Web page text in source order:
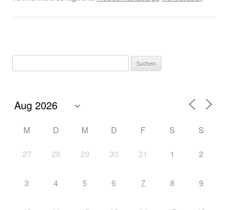
M D M D F S S
27 28 29 30 31 1 2
3 4 5 6 7 8 9